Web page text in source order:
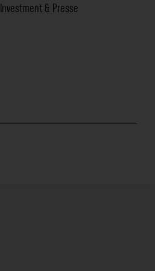
Investment & Presse